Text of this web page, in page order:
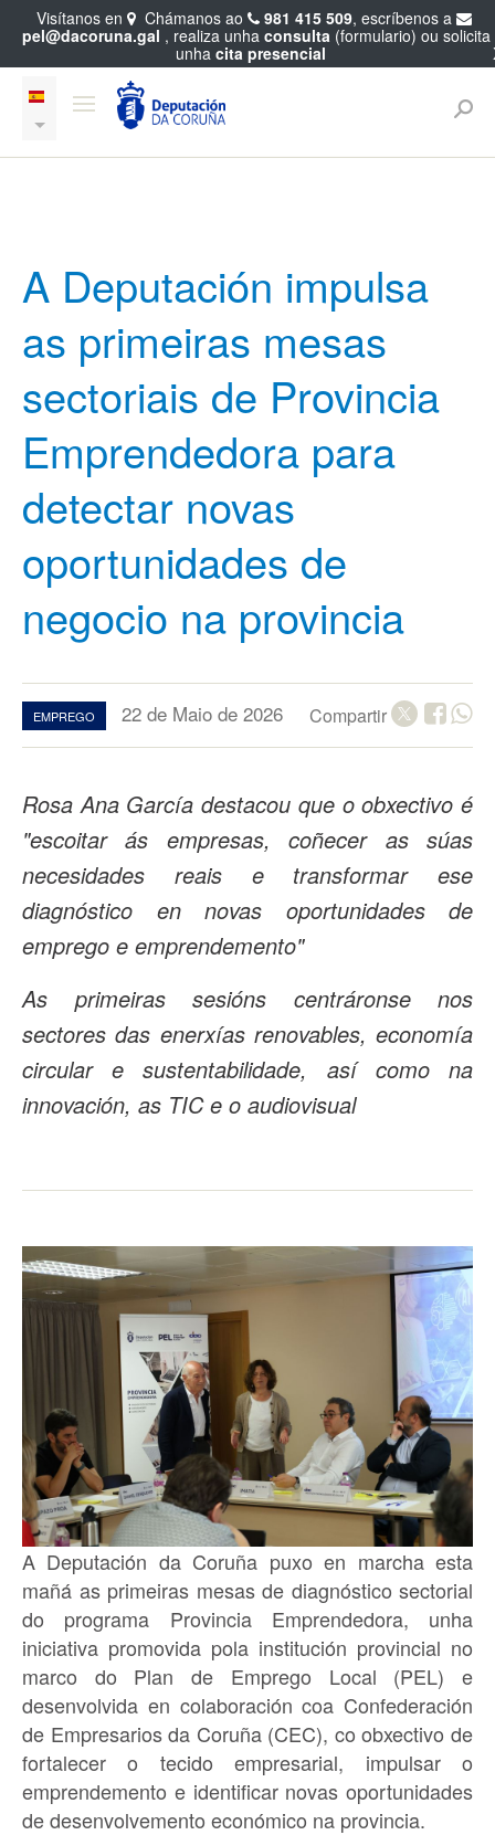
A Deputación impulsa
as primeiras mesas
sectoriais de Provincia
Emprendedora para
detectar novas
oportunidades de
negocio na provincia
EMPREGO 22 de Maio de 2026 Compartir
Rosa Ana García destacou que o obxectivo é
"escoitar ás empresas, coñecer as súas
necesidades reais e transformar ese
diagnóstico en novas oportunidades de
emprego e emprendemento"
As primeiras sesións centráronse nos
sectores das enerxías renovables, economía
circular e sustentabilidade, así como na
innovación, as TIC e o audiovisual
A Deputación da Coruña puxo en marcha esta
mañá as primeiras mesas de diagnóstico sectorial
do programa Provincia Emprendedora, unha
iniciativa promovida pola institución provincial no
marco do Plan de Emprego Local (PEL) e
desenvolvida en colaboración coa Confederación
de Empresarios da Coruña (CEC), co obxectivo de
fortalecer o tecido empresarial, impulsar o
emprendemento e identificar novas oportunidades
de desenvolvemento económico na provincia.
Visítanos en Chámanos ao 981 415 509, escríbenos a
pel@dacoruna.gal , realiza unha consulta(formulario) ou solicita
unha cita presencial